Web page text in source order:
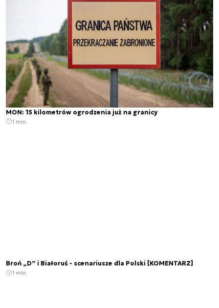
MON: 15 kilometrów ogrodzenia już na granicy
1 min.
Broń „D” i Białoruś - scenariusze dla Polski [KOMENTARZ]
1 min.